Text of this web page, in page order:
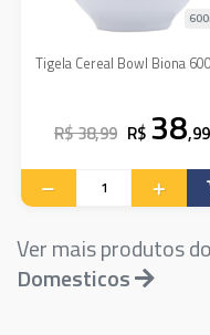
Tigela Cereal Bowl Biona
R$ 38,99 R$ 38,99
Ver mais produtos
Domesticos